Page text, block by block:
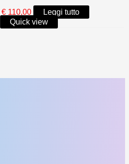
Il
prezzo
originale
€110,00Il
prezzo
attuale
Leggi tutto
Quick view